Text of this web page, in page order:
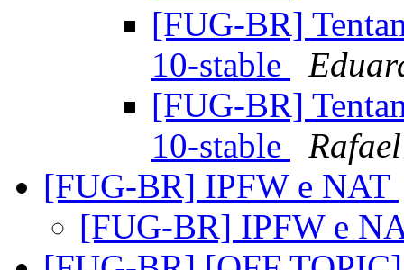
[FUG-BR]
10-stable
[FUG-BR]
10-stable
[FUG-BR] IPFW e NAT
[FUG-BR] IPFW e